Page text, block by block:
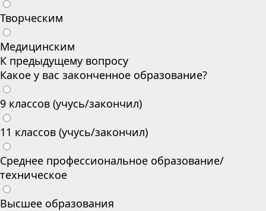
Творческим
Медицинским
К предыдущему вопросу
Какое у вас законченное образование?
9 классов (учусь/закончил)
11 классов (учусь/закончил)
Среднее профессиональное образование/
техническое
Высшее образования